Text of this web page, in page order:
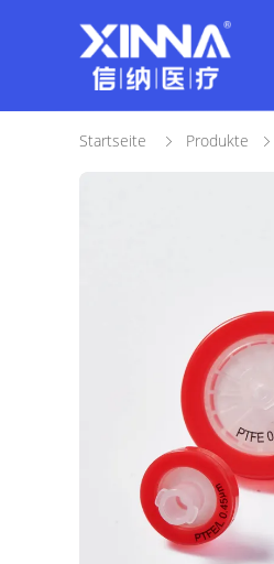
Startseite Produkte